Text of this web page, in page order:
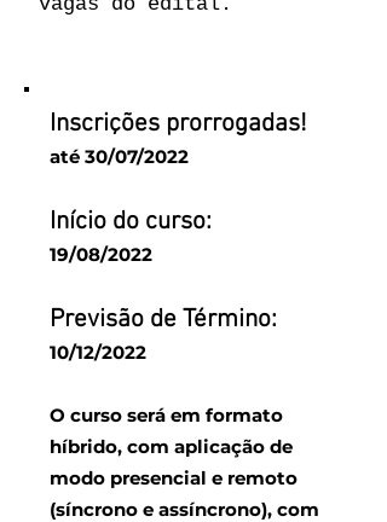
Inscrições prorrogadas!
até 30/07/2022
Início do curso:
19/08/2022
Previsão de Término:
10/12/2022
O curso será em formato
híbrido, com aplicação de
modo presencial e remoto
(síncrono e assíncrono), com